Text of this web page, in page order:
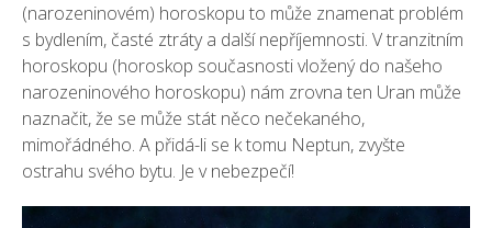
(narozeninovém) horoskopu to může znamenat problém
s bydlením, časté ztráty a další nepříjemnosti. V tranzitním
horoskopu (horoskop současnosti vložený do našeho
narozeninového horoskopu) nám zrovna ten Uran může
naznačit, že se může stát něco nečekaného,
mimořádného. A přidá-li se k tomu Neptun, zvyšte
ostrahu svého bytu. Je v nebezpečí!